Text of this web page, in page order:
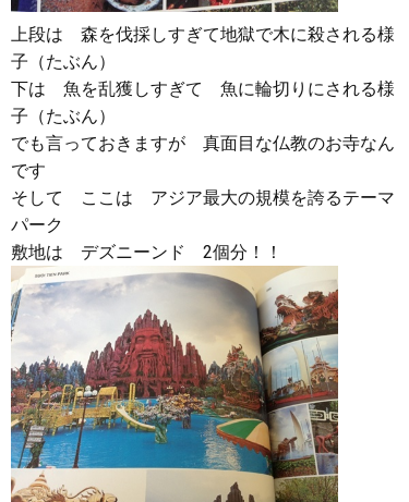
上段は 森を伐採しすぎて地獄で木に殺される様
子（たぶん）
下は 魚を乱獲しすぎて 魚に輪切りにされる様
子（たぶん）
でも言っておきますが 真面目な仏教のお寺なん
です
そして ここは アジア最大の規模を誇るテーマ
パーク
敷地は デズニーンド 2個分！！